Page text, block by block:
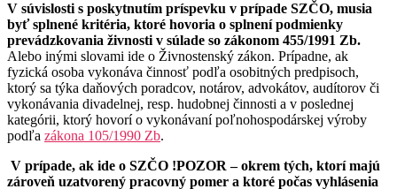
V súvislosti s poskytnutím príspevku v prípade SZČO, musia
byť splnené kritéria, ktoré hovoria o splnení podmienky
prevádzkovania živnosti v súlade so zákonom 455/1991 Zb.
Alebo inými slovami ide o Živnostenský zákon. Prípadne, ak
fyzická osoba vykonáva činnosť podľa osobitných predpisoch,
ktorý sa týka daňových poradcov, notárov, advokátov, audítorov či
vykonávania divadelnej, resp. hudobnej činnosti a v poslednej
kategórii, ktorý hovorí o vykonávaní poľnohospodárskej výroby
podľa zákona 105/1990 Zb.
V prípade, ak ide o SZČO !POZOR – okrem tých, ktorí majú
zároveň uzatvorený pracovný pomer a ktoré počas vyhlásenia